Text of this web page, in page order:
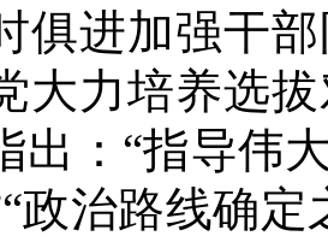
俱进加强干
大力培养选
出：“指导伟
政治路线确